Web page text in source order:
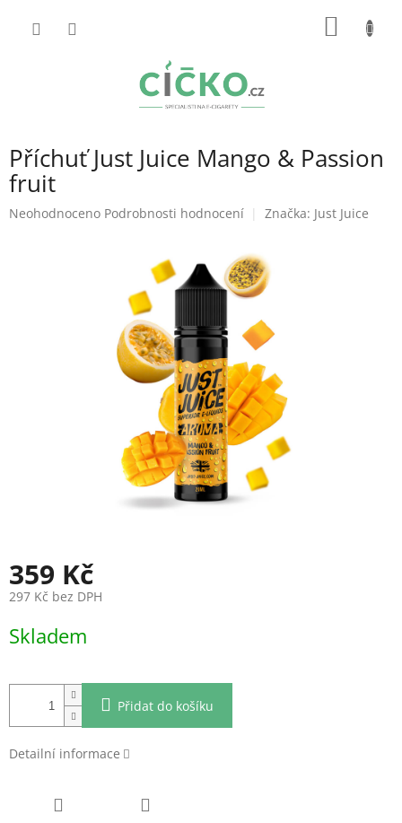
Příchuť Just Juice Mango & Passion
fruit
Průměrné
Neohodnoceno Podrobnosti hodnocení Značka: Just Juice
359 Kč
297 Kč bez DPH
cena:
Skladem
Přidat do košíku
Detailní informace